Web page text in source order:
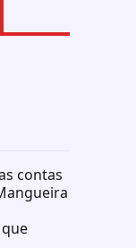
contas